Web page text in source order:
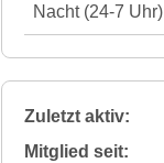
Nacht (24-7 Uhr)
Zuletzt aktiv:
Mitglied seit: